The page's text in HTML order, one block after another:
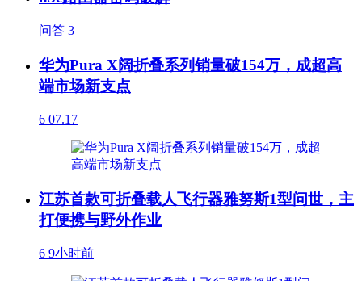
问答 3
华为Pura X阔折叠系列销量破154万，成超高
端市场新支点
6 07.17
江苏首款可折叠载人飞行器雅努斯1型问世，主
打便携与野外作业
6 9小时前